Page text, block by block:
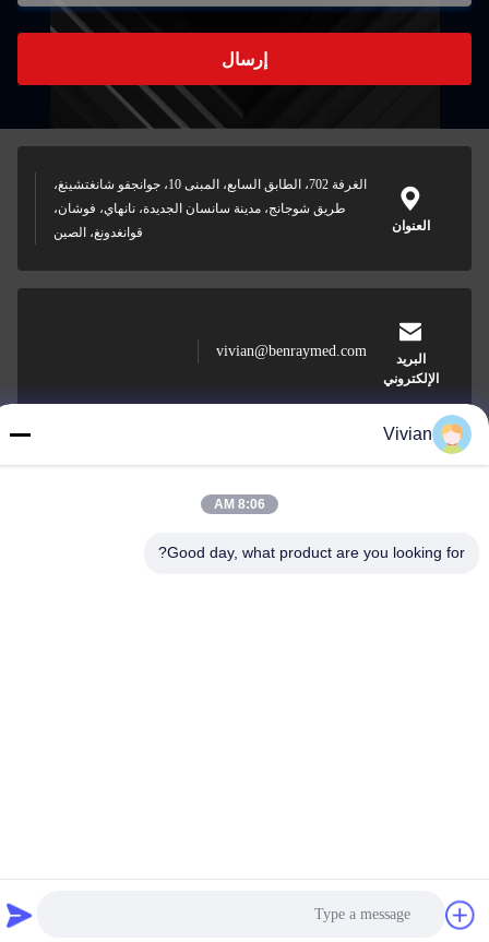
احصل على أفضل سعر
إرسال
العنوان
الغرفة 702، الطابق السابع، المبنى 10، جوانجفو شانغتشينغ،
طريق شوجانج، مدينة سانسان الجديدة، نانهاي، فوشان،
قوانغدونغ، الصين
البريد
الإلكتروني
vivian@benraymed.com
Vivian
8:06 AM
Good day, what product are you looking for?